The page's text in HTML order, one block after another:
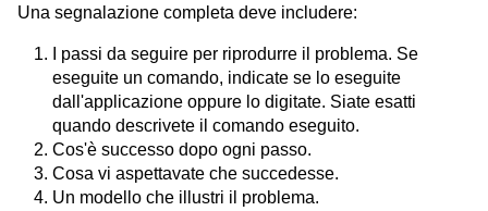
Una segnalazione completa deve includere:
I passi da seguire per riprodurre il problema. Se
eseguite un comando, indicate se lo eseguite
dall'applicazione oppure lo digitate. Siate esatti
quando descrivete il comando eseguito.
Cos'è successo dopo ogni passo.
Cosa vi aspettavate che succedesse.
Un modello che illustri il problema.